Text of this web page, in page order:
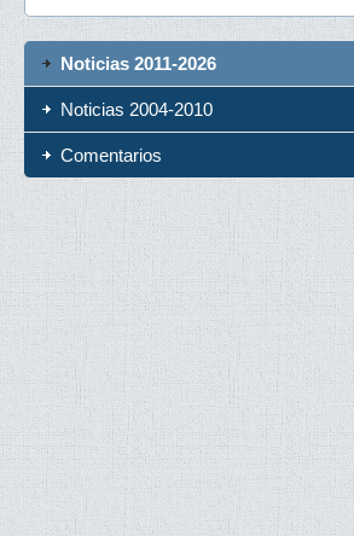
Noticias 2011-2026
Noticias 2004-2010
Comentarios